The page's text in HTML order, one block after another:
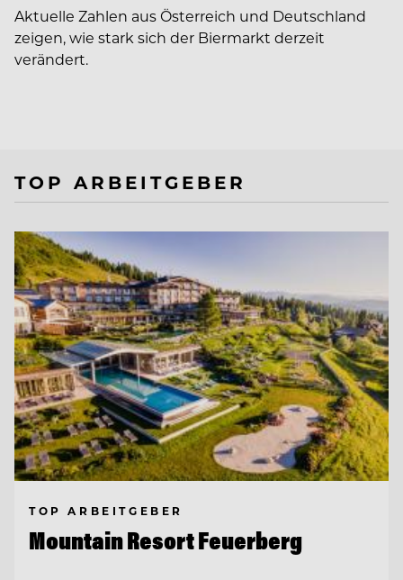
Aktuelle Zahlen aus Österreich und Deutschland
zeigen, wie stark sich der Biermarkt derzeit
verändert.
TOP ARBEITGEBER
TOP ARBEITGEBER
Mountain Resort Feuerberg